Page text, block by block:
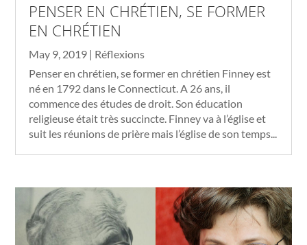
PENSER EN CHRÉTIEN, SE FORMER
EN CHRÉTIEN
May 9, 2019 | Réflexions
Penser en chrétien, se former en chrétien Finney est
né en 1792 dans le Connecticut. A 26 ans, il
commence des études de droit. Son éducation
religieuse était très succincte. Finney va à l’église et
suit les réunions de prière mais l’église de son temps...